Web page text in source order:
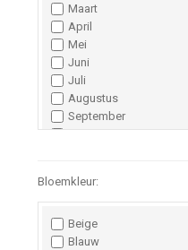
Maart
April
Mei
Juni
Juli
Augustus
September
Oktober
Bloemkleur:
Beige
Blauw